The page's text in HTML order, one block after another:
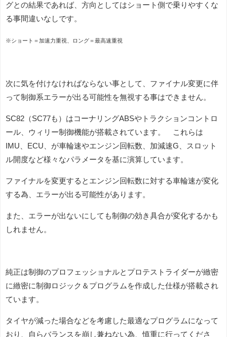
グとの結果であれば、方向としてはショート側で乗りやすくな
る事間違いなしです。
※ショート＝加速力重視、ロング＝最高速重視
次に気を付けなければならない事として、ファイナル変更に伴
って制御系エラーが出る可能性を無視する事はできません。
SC82（SC77も）はコーナリングABSやトラクションコントロ
ール、ウィリー制御機能が搭載されています。 これらは
IMU、ECU、が車輪速やエンジン回転数、加減速G、スロット
ル開度など様々なパラメータを基に演算しています。
ファイナルを変更するとエンジン回転数に対する車輪速が変化
する為、エラーが出る可能性があります。
また、エラーが出ないにしても制御の効き具合が変化するかも
しれません。
純正は制御のプロフェッショナルとプロテストライダーが緻密
に緻密に制御ロジック＆プログラムを作成した仕様が搭載され
ています。
タイヤが減った場合などを考慮した最適なプログラムになって
おり、自らバランスを崩し兼ねない為、慎重に行ってくださ